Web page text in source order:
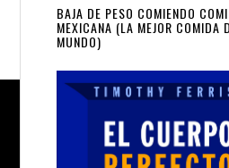
Primary
Sidebar
BAJA DE PESO COMIENDO
MEXICANA (LA MEJOR COMIDA
MUNDO)